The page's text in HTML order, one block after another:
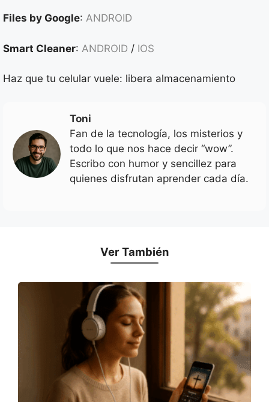
Files by Google: ANDROID
Smart Cleaner: ANDROID / IOS
Haz que tu celular vuele: libera almacenamiento
Toni
Fan de la tecnología, los misterios y
todo lo que nos hace decir “wow”.
Escribo con humor y sencillez para
quienes disfrutan aprender cada día.
Ver También